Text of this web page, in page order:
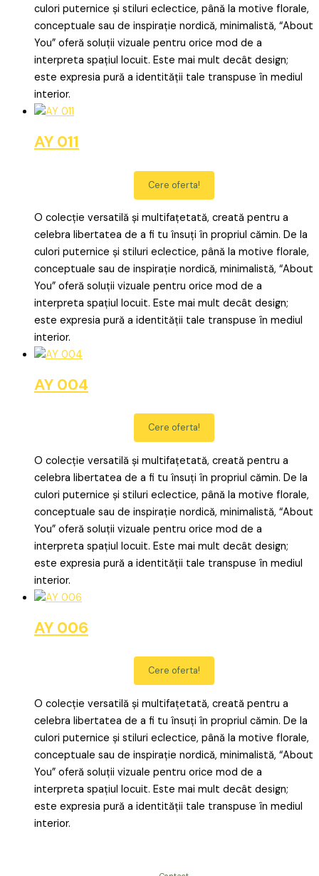
culori puternice și stiluri eclectice, până la motive florale,
conceptuale sau de inspirație nordică, minimalistă, “About
You” oferă soluții vizuale pentru orice mod de a
interpreta spațiul locuit. Este mai mult decât design;
este expresia pură a identității tale transpuse în mediul
interior.
AY 011
Cere oferta!
O colecție versatilă și multifațetată, creată pentru a
celebra libertatea de a fi tu însuți în propriul cămin. De la
culori puternice și stiluri eclectice, până la motive florale,
conceptuale sau de inspirație nordică, minimalistă, “About
You” oferă soluții vizuale pentru orice mod de a
interpreta spațiul locuit. Este mai mult decât design;
este expresia pură a identității tale transpuse în mediul
interior.
AY 004
Cere oferta!
O colecție versatilă și multifațetată, creată pentru a
celebra libertatea de a fi tu însuți în propriul cămin. De la
culori puternice și stiluri eclectice, până la motive florale,
conceptuale sau de inspirație nordică, minimalistă, “About
You” oferă soluții vizuale pentru orice mod de a
interpreta spațiul locuit. Este mai mult decât design;
este expresia pură a identității tale transpuse în mediul
interior.
AY 006
Cere oferta!
O colecție versatilă și multifațetată, creată pentru a
celebra libertatea de a fi tu însuți în propriul cămin. De la
culori puternice și stiluri eclectice, până la motive florale,
conceptuale sau de inspirație nordică, minimalistă, “About
You” oferă soluții vizuale pentru orice mod de a
interpreta spațiul locuit. Este mai mult decât design;
este expresia pură a identității tale transpuse în mediul
interior.